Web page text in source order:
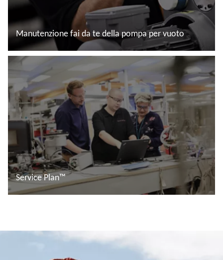
Manutenzione fai da te della pompa per vuoto
Leggi di più
Service Plan™